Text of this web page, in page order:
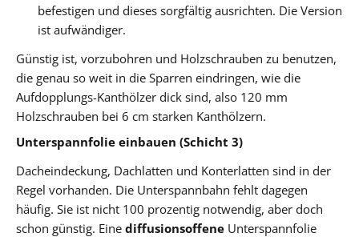
befestigen und dieses sorgfältig ausrichten. Die Version
ist aufwändiger.
Günstig ist, vorzubohren und Holzschrauben zu benutzen,
die genau so weit in die Sparren eindringen, wie die
Aufdopplungs-Kanthölzer dick sind, also 120 mm
Holzschrauben bei 6 cm starken Kanthölzern.
Unterspannfolie einbauen (Schicht 3)
Dacheindeckung, Dachlatten und Konterlatten sind in der
Regel vorhanden. Die Unterspannbahn fehlt dagegen
häufig. Sie ist nicht 100 prozentig notwendig, aber doch
schon günstig. Eine diffusionsoffene Unterspannfolie